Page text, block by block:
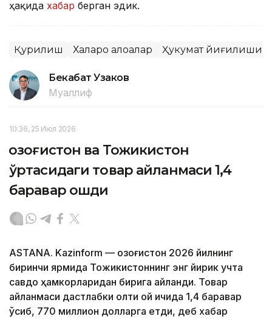
ҳақида хабар берган эдик.
Қурилиш Халқаро алоқалар Ҳукумат йиғилиши
Бекабат Узаков
Муаллиф
10:36, 25 Июл 2026
Қозоғистон ва Тожикистон
ўртасидаги товар айланмаси 1,4
баравар ошди
ASTANA. Kazinform — Қозоғистон 2026 йилнинг
биринчи ярмида Тожикистоннинг энг йирик учта
савдо ҳамкорларидан бирига айланди. Товар
айланмаси дастлабки олти ой ичида 1,4 баравар
ўсиб, 770 миллион долларга етди, деб хабар